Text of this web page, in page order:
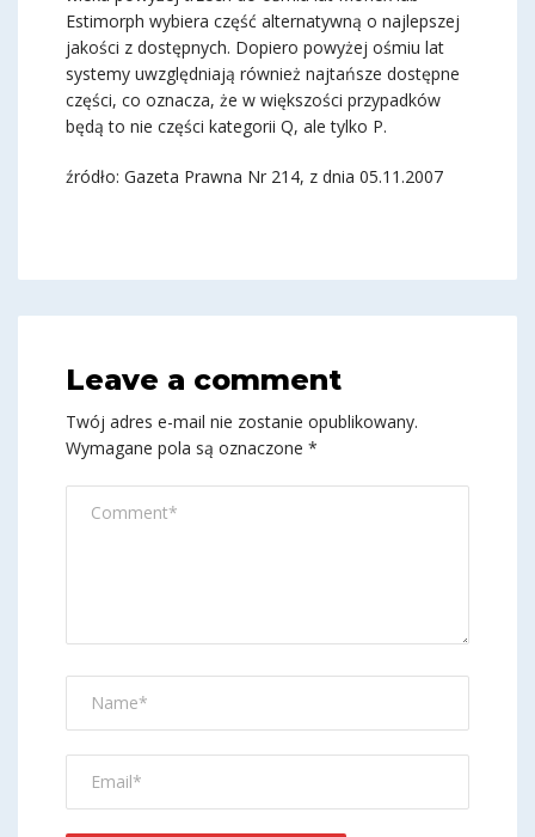
Estimorph wybiera część alternatywną o najlepszej
jakości z dostępnych. Dopiero powyżej ośmiu lat
systemy uwzględniają również najtańsze dostępne
części, co oznacza, że w większości przypadków
będą to nie części kategorii Q, ale tylko P.
źródło: Gazeta Prawna Nr 214, z dnia 05.11.2007
Leave a comment
Twój adres e-mail nie zostanie opublikowany.
Wymagane pola są oznaczone *